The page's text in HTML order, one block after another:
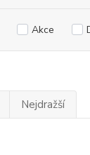
Akce
Nejdražší